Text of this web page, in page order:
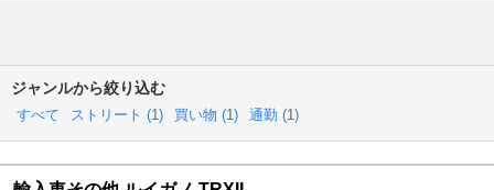
ジャンルから絞り込む
すべて ストリート (1) 買い物 (1) 通勤 (1)